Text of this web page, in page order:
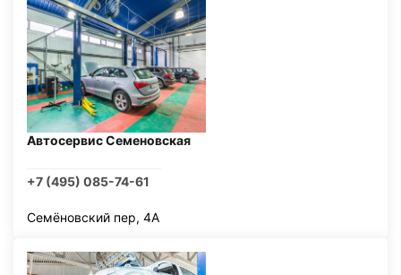
Автосервис Семеновская
+7 (495) 085-74-61
Семёновский пер, 4А